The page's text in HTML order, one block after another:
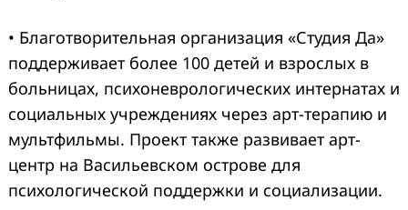
• Благотворительная организация «Студия Да»
поддерживает более 100 детей и взрослых в
больницах, психоневрологических интернатах и
социальных учреждениях через арт-терапию и
мультфильмы. Проект также развивает арт-
центр на Васильевском острове для
психологической поддержки и социализации.